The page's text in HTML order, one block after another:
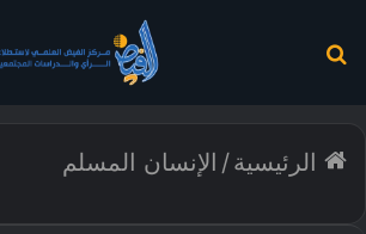
الرئيسية/ الإنسان المسلم